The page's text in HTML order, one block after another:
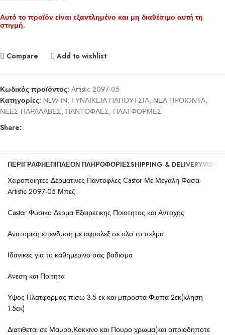
Αυτό το προϊόν είναι εξαντλημένο και μη διαθέσιμο αυτή τη
στιγμή.
Compare Add to wishlist
Κωδικός προϊόντος: Artistic 2097-05
Κατηγορίες: NEW IN, ΓΥΝΑΙΚΕΙΑ ΠΑΠΟΥΤΣΙΑ, ΝΕΑ ΠΡΟΙΟΝΤΑ,
ΝΕΕΣ ΠΑΡΑΛΑΒΕΣ, ΠΑΝΤΟΦΛΕΣ, ΠΛΑΤΦΟΡΜΕΣ
Share:
ΠΕΡΙΓΡΑΦΉΕΠΙΠΛΈΟΝ ΠΛΗΡΟΦΟΡΊΕΣSHIPPING & DELIVERYVIDEO
Χειροποιητες Δερματινες Παντοφλες Castor Με Μεγαλη Φασα
Artistic 2097-05 Μπεζ
Castor Φυσικο Δερμα Εξαιρετικης Ποιοτητος και Αντοχης
Ανατομικη επενδυση με αφρολεξ σε ολο το πελμα
Ιδανικες για το καθημερινο σας βαδισμα
Aνεση και Ποιτητα
Υψος Πλατφορμας πισω 3.5 εκ και μπροστα Φιαπα 2εκ(κληση
1.5εκ)
Διατιθεται σε Μαυρο,Κοκκινο και Πουρο χρωμα(και οποιοδηποτε